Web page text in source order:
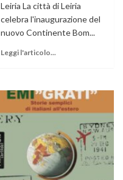
Leiria La città di Leiria
celebra l'inaugurazione del
nuovo Continente Bom...
Leggi l'articolo...